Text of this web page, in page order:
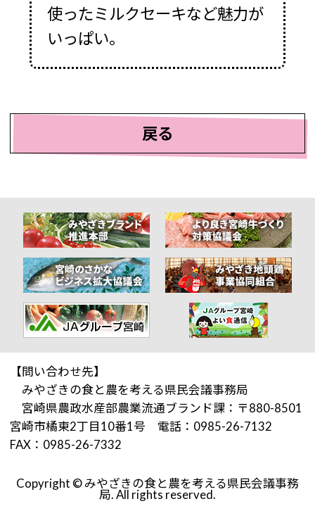
使ったミルクセーキなど魅力が
いっぱい。
戻る
【問い合わせ先】
みやざきの食と農を考える県民会議事務局
宮崎県農政水産部農業流通ブランド課：〒880-8501
宮崎市橘東2丁目10番1号 電話：0985-26-7132
FAX：0985-26-7332
Copyright © みやざきの食と農を考える県民会議事務
局. All rights reserved.